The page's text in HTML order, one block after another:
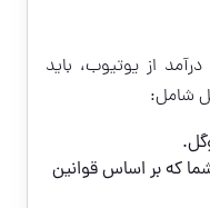
از یوتیوب، باید
شامل:
که بر اساس قوانین